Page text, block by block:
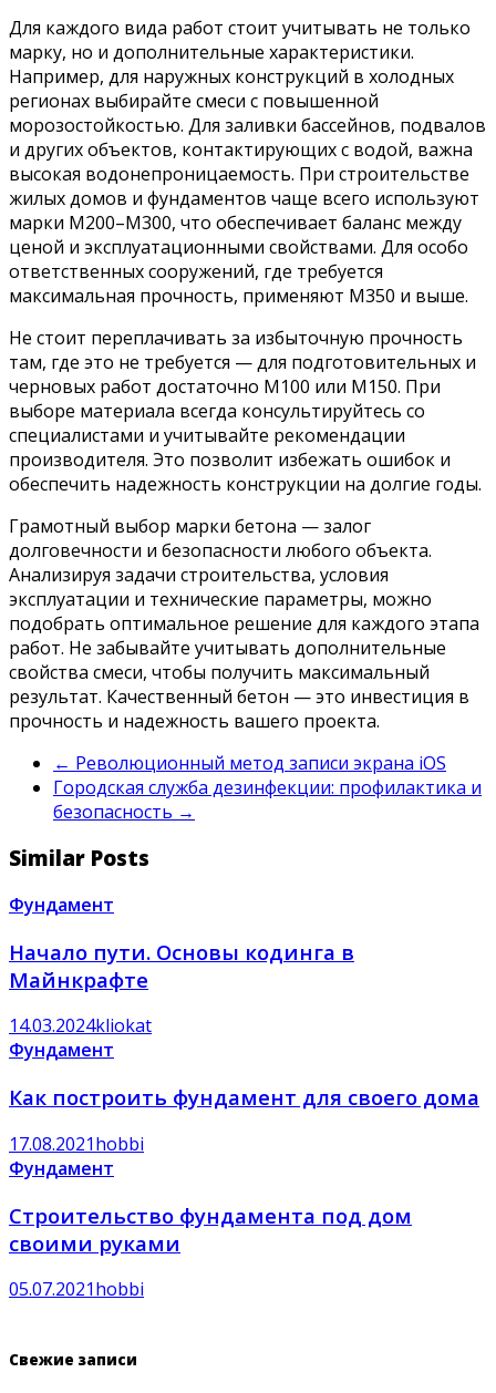
Для каждого вида работ стоит учитывать не только
марку, но и дополнительные характеристики.
Например, для наружных конструкций в холодных
регионах выбирайте смеси с повышенной
морозостойкостью. Для заливки бассейнов, подвалов
и других объектов, контактирующих с водой, важна
высокая водонепроницаемость. При строительстве
жилых домов и фундаментов чаще всего используют
марки М200–М300, что обеспечивает баланс между
ценой и эксплуатационными свойствами. Для особо
ответственных сооружений, где требуется
максимальная прочность, применяют М350 и выше.
Не стоит переплачивать за избыточную прочность
там, где это не требуется — для подготовительных и
черновых работ достаточно М100 или М150. При
выборе материала всегда консультируйтесь со
специалистами и учитывайте рекомендации
производителя. Это позволит избежать ошибок и
обеспечить надежность конструкции на долгие годы.
Грамотный выбор марки бетона — залог
долговечности и безопасности любого объекта.
Анализируя задачи строительства, условия
эксплуатации и технические параметры, можно
подобрать оптимальное решение для каждого этапа
работ. Не забывайте учитывать дополнительные
свойства смеси, чтобы получить максимальный
результат. Качественный бетон — это инвестиция в
прочность и надежность вашего проекта.
← Революционный метод записи экрана iOS
Городская служба дезинфекции: профилактика и
безопасность →
Similar Posts
Фундамент
Начало пути. Основы кодинга в
Майнкрафте
14.03.2024kliokat
Фундамент
Как построить фундамент для своего дома
17.08.2021hobbi
Фундамент
Строительство фундамента под дом
своими руками
05.07.2021hobbi
Свежие записи